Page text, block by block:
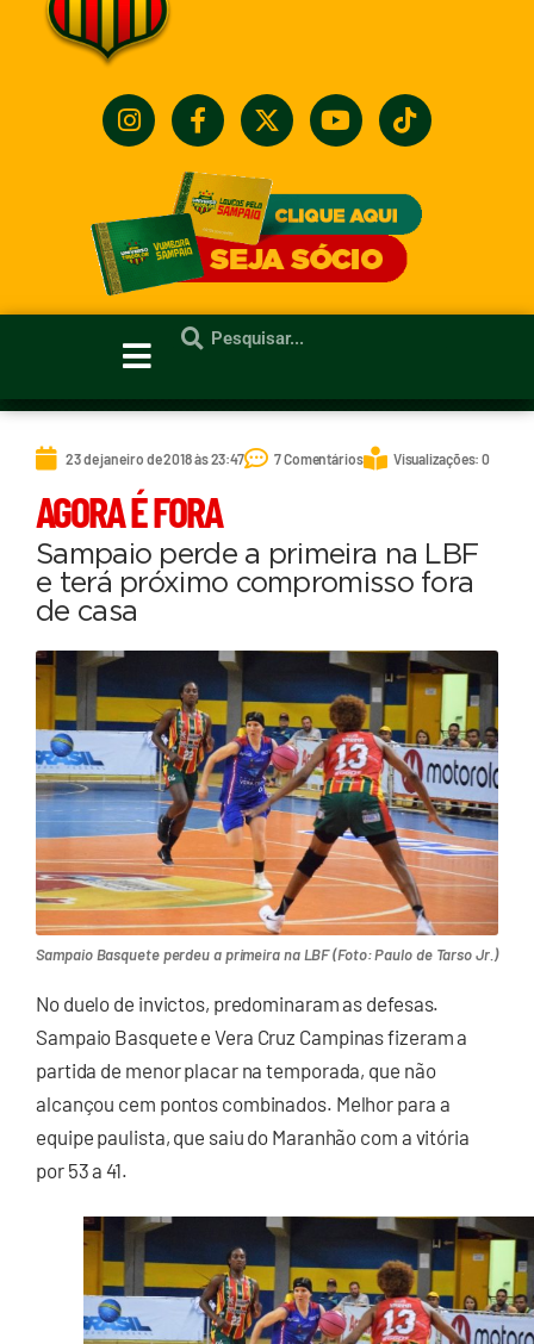
23 de janeiro de 2018 às 23:47 7 Comentários Visualizações: 0
AGORA É FORA
Sampaio perde a primeira na LBF
e terá próximo compromisso fora
de casa
Sampaio Basquete perdeu a primeira na LBF (Foto: Paulo de Tarso Jr.)
No duelo de invictos, predominaram as defesas.
Sampaio Basquete e Vera Cruz Campinas fizeram a
partida de menor placar na temporada, que não
alcançou cem pontos combinados. Melhor para a
equipe paulista, que saiu do Maranhão com a vitória
por 53 a 41.